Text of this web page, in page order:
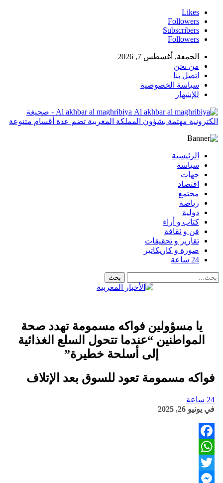
Likes
Followers
Subscribers
Followers
الجمعة, أغسطس 7, 2026
من نحن
اتصل بنا
سياسة الخصوصية
للإشهار
Al akhbar al maghribiya - صحيغة
الكترونية مهتمة بشؤون المملكة المغربية تضم عدة أقسام متنوعة
الرئيسية
سياسة
جهات
اقتصاد
مجتمع
رياصة
دولية
كتاب و أراء
فن و ثقافة
تقارير و تحقيقات
صورة و كاريكاتير
24 ساعة
يا مسؤولين فواكه مسمومة تهدد صحة
المواطنين “عندما تتحول السلع الغذائية
إلى أسلحة خطيرة”
فواكه مسمومة تعود للسوق بعد الإتلاف
24 ساعة
في يونيو 26, 2025
Facebook
WhatsApp
Twitter